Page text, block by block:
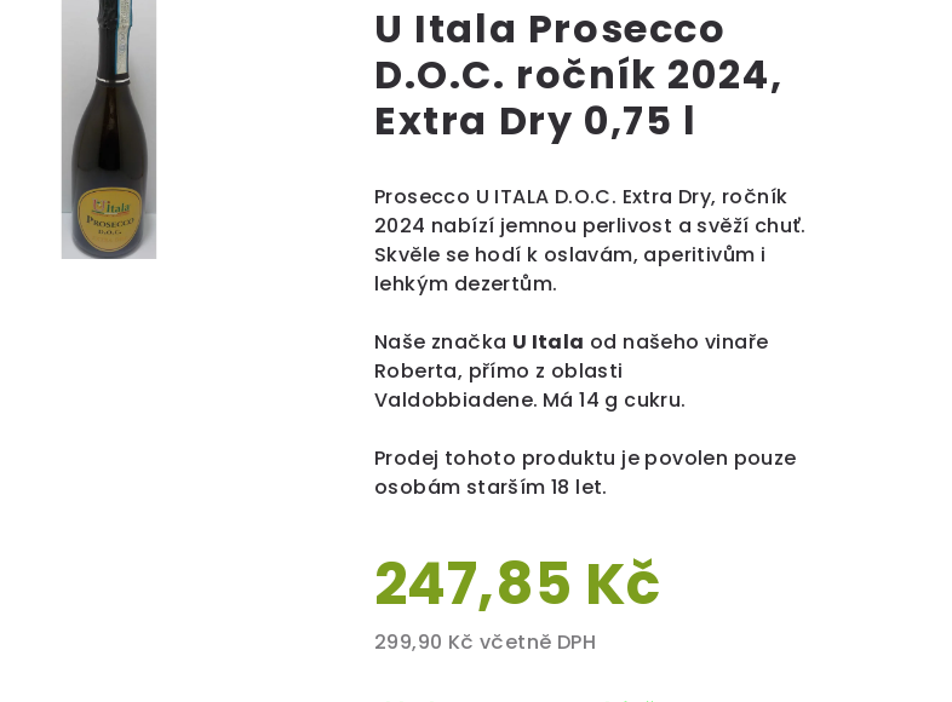
U Itala Prosecco
D.O.C. ročník 2024,
Extra Dry 0,75 l
Prosecco U ITALA D.O.C. Extra Dry, ročník
2024 nabízí jemnou perlivost a svěží chuť.
Skvěle se hodí k oslavám, aperitivům i
lehkým dezertům.
Naše značka U Itala od našeho vinaře
Roberta, přímo z oblasti
Valdobbiadene. Má 14 g cukru.
Prodej tohoto produktu je povolen pouze
osobám starším 18 let.
247,85 Kč
299,90 Kč včetně DPH